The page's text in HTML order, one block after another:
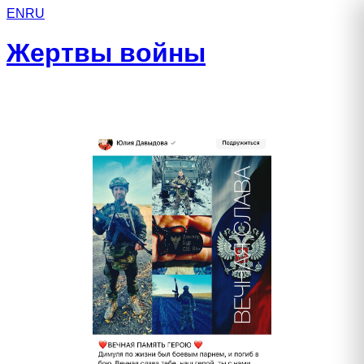
EN RU
Жертвы войны